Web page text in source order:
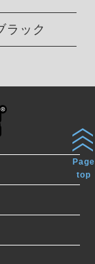
ラック
Page
top